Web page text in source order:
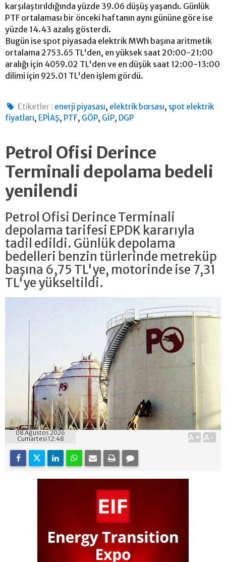
karşılaştırıldığında yüzde 39.06 düşüş yaşandı. Günlük
PTF ortalaması bir önceki haftanın aynı gününe göre ise
yüzde 14.43 azalış gösterdi.
Bugün ise spot piyasada elektrik MWh başına aritmetik
ortalama 2753.65 TL'den, en yüksek saat 20:00-21:00
aralığı için 4059.02 TL'den ve en düşük saat 12:00-13:00
dilimi için 925.01 TL'den işlem gördü.
Etiketler : enerji piyasası, elektrik borsası, spot elektrik
fiyatları, EPİAŞ, PTF, GÖP, GİP, DGP
Petrol Ofisi Derince
Terminali depolama bedeli
yenilendi
Petrol Ofisi Derince Terminali
depolama tarifesi EPDK kararıyla
tadil edildi. Günlük depolama
bedelleri benzin türlerinde metreküp
başına 6,75 TL'ye, motorinde ise 7,31
TL'ye yükseltildi.
08 Ağustos 2026
Cumartesi 12:48
A+ A-